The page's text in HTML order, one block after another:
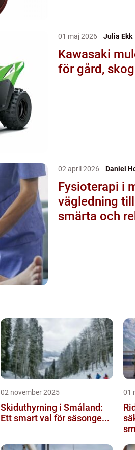
01 maj 2026 Julia Ekk
Kawasaki
för gård,
02 april 2026 Daniel
Fysioterapi i
vägledning
smärta och
02 november 2025
Skiduthyrning i Småland:
Ett smart val för säsonge...
01